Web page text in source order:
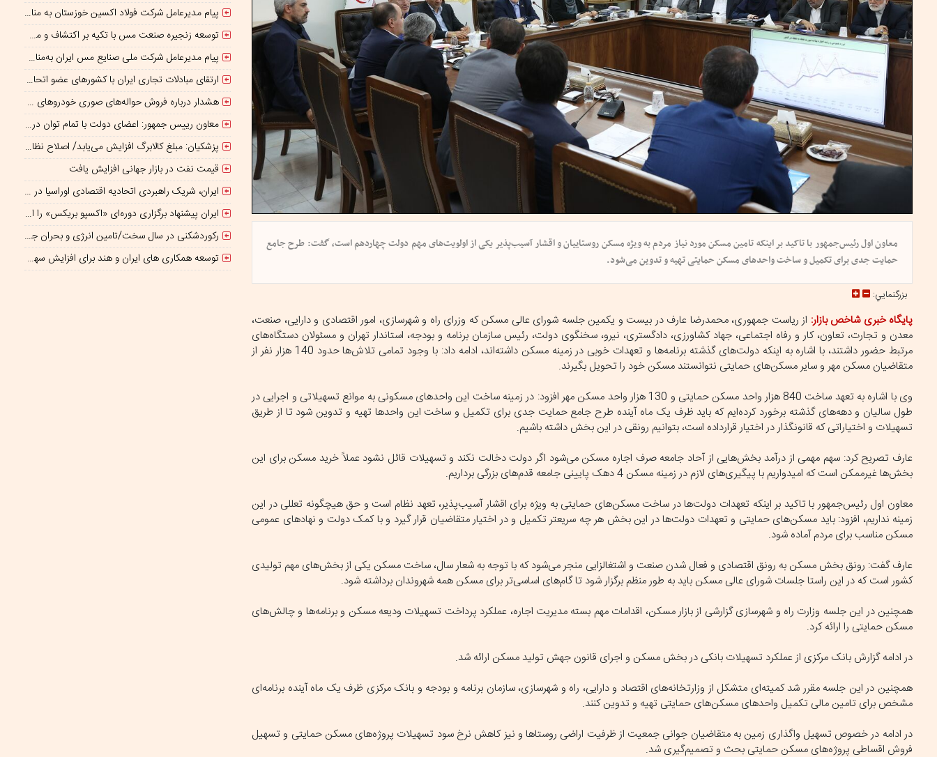
معاون اول رئیس‌جمهور با تاکید بر اینکه تامین مسکن مورد نیاز مردم به ویژه مسکن روستاییان و اقشار آسیب‌پذیر یکی از اولویت‌های مهم دولت چهاردهم است، گفت: طرح جامع
حمایت جدی برای تکمیل و ساخت واحدهای مسکن حمایتی تهیه و تدوین می‌شود.
بزرگنمايي:
پایگاه خبری شاخص بازار: از ریاست جمهوری، محمدرضا عارف در بیست و یکمین جلسه شورای عالی مسکن که وزرای راه و شهرسازی، امور اقتصادی و دارایی، صنعت،
معدن و تجارت، تعاون، کار و رفاه اجتماعی، جهاد کشاورزی، دادگستری، نیرو، سخنگوی دولت، رئیس سازمان برنامه و بودجه، استاندار تهران و مسئولان دستگاه‌های
مرتبط حضور داشتند، با اشاره به اینکه دولت‌های گذشته برنامه‌ها و تعهدات خوبی در زمینه مسکن داشته‌اند، ادامه داد: با وجود تمامی تلاش‌ها حدود 140 هزار نفر از
متقاضیان مسکن مهر و سایر مسکن‌های حمایتی نتوانستند مسکن خود را تحویل بگیرند.
وی با اشاره به تعهد ساخت 840 هزار واحد مسکن حمایتی و 130 هزار واحد مسکن مهر افزود: در زمینه ساخت این واحدهای مسکونی به موانع تسهیلاتی و اجرایی در
طول سالیان و دهه‌های گذشته برخورد کرده‌ایم که باید ظرف یک ماه آینده طرح جامع حمایت جدی برای تکمیل و ساخت این واحدها تهیه و تدوین شود تا از طریق
تسهیلات و اختیاراتی که قانونگذار در اختیار قرارداده است، بتوانیم رونقی در این بخش داشته باشیم.
عارف تصریح کرد: سهم مهمی از درآمد بخش‌هایی از آحاد جامعه صرف اجاره مسکن می‌شود اگر دولت دخالت نکند و تسهیلات قائل نشود عملاً خرید مسکن برای این
بخش‌ها غیرممکن است که امیدواریم با پیگیری‌های لازم در زمینه مسکن 4 دهک پایینی جامعه قدم‌های بزرگی برداریم.
معاون اول رئیس‌جمهور با تاکید بر اینکه تعهدات دولت‌ها در ساخت مسکن‌های حمایتی به ویژه برای اقشار آسیب‌پذیر، تعهد نظام است و حق هیچگونه تعللی در این
زمینه نداریم، افزود: باید مسکن‌های حمایتی و تعهدات دولت‌ها در این بخش هر چه سریعتر تکمیل و در اختیار متقاضیان قرار گیرد و با کمک دولت و نهادهای عمومی
مسکن مناسب برای مردم آماده شود.
عارف گفت: رونق بخش مسکن به رونق اقتصادی و فعال شدن صنعت و اشتغالزایی منجر می‌شود که با توجه به شعار سال، ساخت مسکن یکی از بخش‌های مهم تولیدی
کشور است که در این راستا جلسات شورای عالی مسکن باید به طور منظم برگزار شود تا گام‌های اساسی‌تر برای مسکن همه شهروندان برداشته شود.
همچنین در این جلسه وزارت راه و شهرسازی گزارشی از بازار مسکن، اقدامات مهم بسته مدیریت اجاره، عملکرد پرداخت تسهیلات ودیعه مسکن و برنامه‌ها و چالش‌های
مسکن حمایتی را ارائه کرد.
در ادامه گزارش بانک مرکزی از عملکرد تسهیلات بانکی در بخش مسکن و اجرای قانون جهش تولید مسکن ارائه شد.
همچنین در این جلسه مقرر شد کمیته‌ای متشکل از وزارتخانه‌های اقتصاد و دارایی، راه و شهرسازی، سازمان‌ برنامه و بودجه و بانک مرکزی ظرف یک ماه آینده برنامه‌ای
مشخص برای تامین مالی تکمیل واحدهای مسکن‌های حمایتی تهیه و تدوین کنند.
در ادامه در خصوص تسهیل واگذاری زمین به متقاضیان جوانی جمعیت از ظرفیت اراضی روستاها و نیز کاهش نرخ سود تسهیلات پروژه‌های مسکن حمایتی و تسهیل
فروش اقساطی پروژه‌های مسکن حمایتی بحث و تصمیم‌گیری شد.
پیام مدیرعامل شرکت فولاد اکسین خوزستان به مناسبت روز خبرنگار
توسعه زنجیره صنعت مس با تکیه بر اکتشاف و مدل‌های نوین تأمین مالی
پیام مدیرعامل شرکت ملی صنایع مس ایران به‌مناسبت «روز خبرنگار»
ارتقای مبادلات تجاری ایران با کشورهای عضو اتحادیه اقتصادی اوراسیا
هشدار درباره فروش حواله‌های صوری خودروهای وارداتی
معاون رییس جمهور: اعضای دولت با تمام توان در کنار رئیس جمهوری برای ایران ایستاده‌اند
پزشکیان: مبلغ کالابرگ افزایش می‌یابد/ اصلاح نظام بانکی ادامه دارد
قیمت نفت در بازار جهانی افزایش یافت
ایران، شریک راهبردی اتحادیه اقتصادی اوراسیا در مسیر توسعه تجارت و همگرایی منطقه‌ای
ایران پیشنهاد برگزاری دوره‌ای «اکسپو بریکس» را ارائه کرد
رکوردشکنی در سال سخت/تامین انرژی و بحران جنگ
توسعه همکاری های ایران و هند برای افزایش سهم مبادلات تجاری